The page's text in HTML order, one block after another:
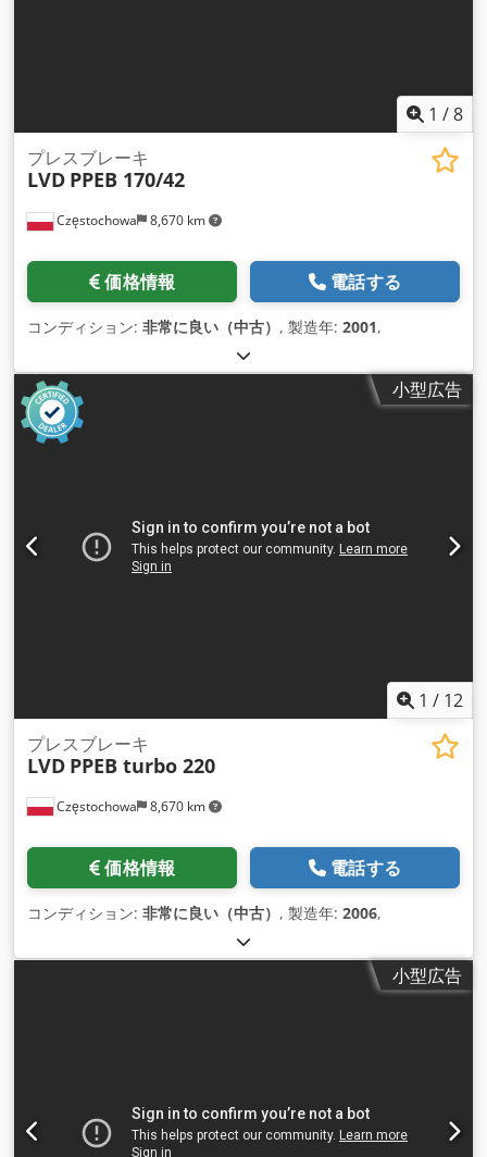
1 /8
Częstochowa 8,670 km
プレスブレーキ
LVD PPEB 170/42
価格情報 電話する
コンディション: 非常に良い（中古） , 製造年: 2001,
小型広告
1 / 12
Częstochowa 8,670 km
プレスブレーキ
LVD PPEB turbo 220
価格情報 電話する
コンディション: 非常に良い（中古） , 製造年: 2006,
小型広告